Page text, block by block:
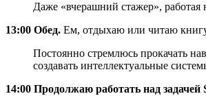
Даже «вчерашний стажер», работая
13:00 Обед. Ем, отдыхаю или читаю
Постоянно стремлюсь прокачать
создавать интеллектуальные
14:00 Продолжаю работать над задачей